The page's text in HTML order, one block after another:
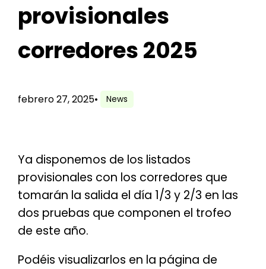
provisionales
corredores 2025
febrero 27, 2025• News
Ya disponemos de los listados
provisionales con los corredores que
tomarán la salida el día 1/3 y 2/3 en las
dos pruebas que componen el trofeo
de este año.
Podéis visualizarlos en la página de